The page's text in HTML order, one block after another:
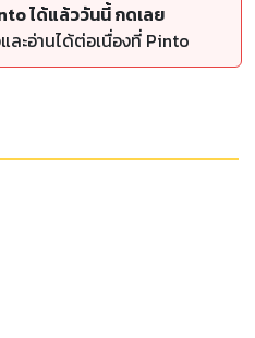
ได้แล้ววันนี้ กดเลย
ะอ่านได้ต่อเนื่องที่ Pinto